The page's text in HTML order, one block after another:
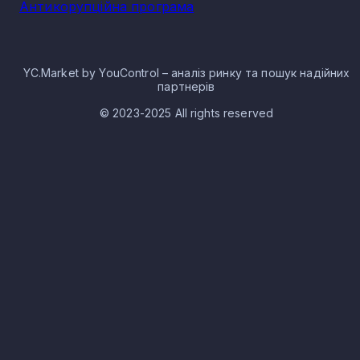
галузі
Сферу представлено підприємствами та організаціями,
Антикорупційна програма
YC.Market by YouControl – аналіз ринку та пошук надійних
партнерів
© 2023-2025 All rights reserved